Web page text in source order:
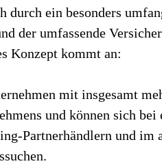
durch ein besonders
der umfassende
Konzept kommt an:
mit insgesamt
und können sich bei
Partnerhändlern und im